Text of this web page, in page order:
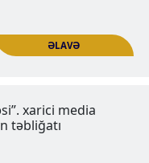
göstərən
erməni fəaliyyəti